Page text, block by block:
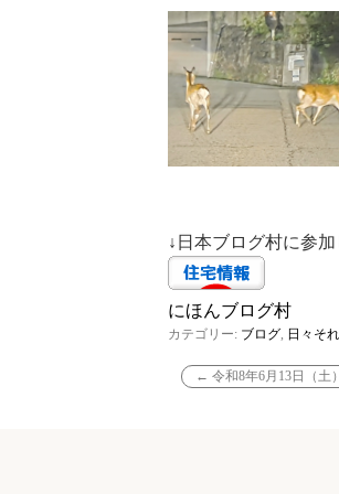
↓日本ブログ村に参
にほんブログ村
カテゴリー: ブログ, 日々そ
← 令和8年6月13日（土）